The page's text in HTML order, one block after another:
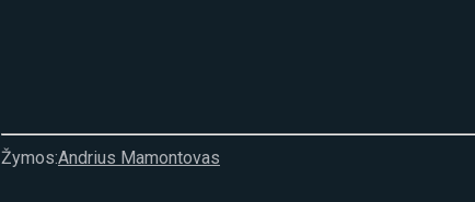
Žymos:Andrius Mamontovas